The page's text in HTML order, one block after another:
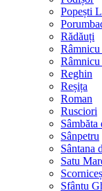
Popești
Rădăuți
Râmnicu
Râmnicu
Reghin
Reșița
Roman
Rusciori
Sâmbăta
Sânpetru
Sântana
Satu
Sfântu